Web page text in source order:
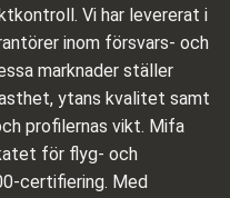
Vi har levererat i
inom försvars- och
marknader ställer
ytans kvalitet samt
profilernas vikt. Mifa
för flyg- och
certifiering. Med